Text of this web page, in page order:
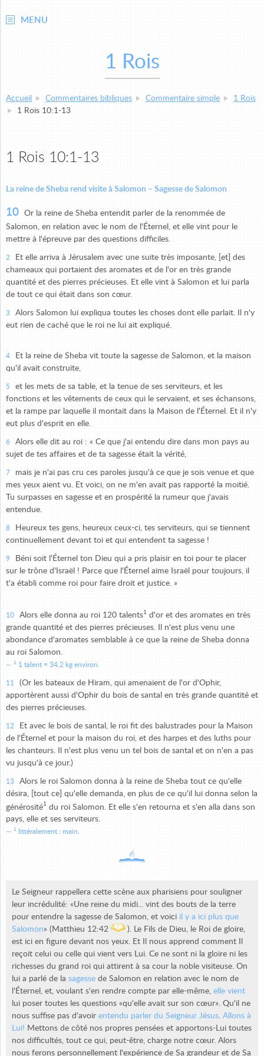
MENU
1 Rois
Accueil Commentaires bibliques Commentaire simple
1 Rois
1 Rois 10:1-13
1 Rois 10:1-13
La reine de Sheba rend visite à Salomon – Sagesse de Salomon
10
Or la reine de Sheba entendit parler de la renommée de
Salomon, en relation avec le nom de l'Éternel, et elle vint pour le
mettre à l'épreuve par des questions difficiles.
2
Et elle arriva à Jérusalem avec une suite très imposante, [et] des
chameaux qui portaient des aromates et de l'or en très grande
quantité et des pierres précieuses. Et elle vint à Salomon et lui parla
de tout ce qui était dans son cœur.
3
Alors Salomon lui expliqua toutes les choses dont elle parlait. Il n'y
eut rien de caché que le roi ne lui ait expliqué.
4
Et la reine de Sheba vit toute la sagesse de Salomon, et la maison
qu'il avait construite,
5
et les mets de sa table, et la tenue de ses serviteurs, et les
fonctions et les vêtements de ceux qui le servaient, et ses échansons,
et la rampe par laquelle il montait dans la Maison de l'Éternel. Et il n'y
eut plus d'esprit en elle.
6
Alors elle dit au roi : « Ce que j'ai entendu dire dans mon pays au
sujet de tes affaires et de ta sagesse était la vérité,
7
mais je n'ai pas cru ces paroles jusqu'à ce que je sois venue et que
mes yeux aient vu. Et voici, on ne m'en avait pas rapporté la moitié.
Tu surpasses en sagesse et en prospérité la rumeur que j'avais
entendue.
8
Heureux tes gens, heureux ceux-ci, tes serviteurs, qui se tiennent
continuellement devant toi et qui entendent ta sagesse !
9
Béni soit l'Éternel ton Dieu qui a pris plaisir en toi pour te placer
sur le trône d'Israël ! Parce que l'Éternel aime Israël pour toujours, il
t'a établi comme roi pour faire droit et justice. »
10 Alors elle donna au roi 120 talents1 d'or et des aromates en très
grande quantité et des pierres précieuses. Il n'est plus venu une
abondance d'aromates semblable à ce que la reine de Sheba donna
au roi Salomon.
1 1 talent = 34,2 kg environ.
11
(Or les bateaux de Hiram, qui amenaient de l'or d'Ophir,
apportèrent aussi d'Ophir du bois de santal en très grande quantité et
des pierres précieuses.
12
Et avec le bois de santal, le roi fit des balustrades pour la Maison
de l'Éternel et pour la maison du roi, et des harpes et des luths pour
les chanteurs. Il n'est plus venu un tel bois de santal et on n'en a pas
vu jusqu'à ce jour.)
13
Alors le roi Salomon donna à la reine de Sheba tout ce qu'elle
désira, [tout ce] qu'elle demanda, en plus de ce qu'il lui donna selon la
générosité1 du roi Salomon. Et elle s'en retourna et s'en alla dans son
pays, elle et ses serviteurs.
1 littéralement : main.
Le Seigneur rappellera cette scène aux pharisiens pour souligner
leur incrédulité: «Une reine du midi... vint des bouts de la terre
pour entendre la sagesse de Salomon, et voici il y a ici plus que
Salomon» (Matthieu 12:42
). Le Fils de Dieu, le Roi de gloire,
est ici en figure devant nos yeux. Et Il nous apprend comment Il
reçoit celui ou celle qui vient vers Lui. Ce ne sont ni la gloire ni les
richesses du grand roi qui attirent à sa cour la noble visiteuse. On
lui a parlé de la sagesse de Salomon en relation avec le nom de
l'Éternel, et, voulant s'en rendre compte par elle-même, elle vient
lui poser toutes les questions «qu'elle avait sur son cœur». Qu'il ne
nous suffise pas d'avoir entendu parler du Seigneur Jésus. Allons à
Lui! Mettons de côté nos propres pensées et apportons-Lui toutes
nos difficultés, tout ce qui, peut-être, charge notre cœur. Alors
nous ferons personnellement l'expérience de Sa grandeur et de Sa